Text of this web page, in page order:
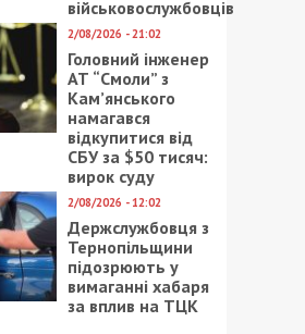
військовослужбовців
2/08/2026 - 21:02
Головний інженер
АТ “Смоли” з
Кам’янського
намагався
відкупитися від
СБУ за $50 тисяч:
вирок суду
2/08/2026 - 12:02
Держслужбовця з
Тернопільщини
підозрюють у
вимаганні хабаря
за вплив на ТЦК